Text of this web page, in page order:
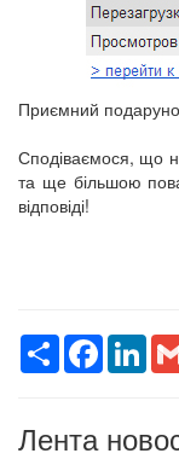
Приємний
Сподіваємося, що
та ще більшою
відповіді!
РесурсFacebook
Лента